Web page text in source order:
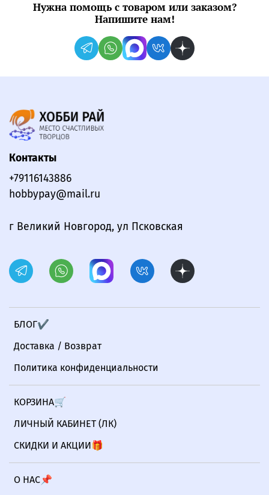
Нужна помощь с товаром или заказом?
Напишите нам!
БЛОГ✔
Доставка / Возврат
Политика конфиденциальности
КОРЗИНА🛒
ЛИЧНЫЙ КАБИНЕТ (ЛК)
СКИДКИ И АКЦИИ🎁
О НАС📌
Контакты
+79116143886
hobbypay@mail.ru
г Великий Новгород, ул Псковская